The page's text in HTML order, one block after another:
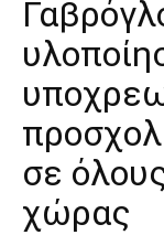
σε
χώρας